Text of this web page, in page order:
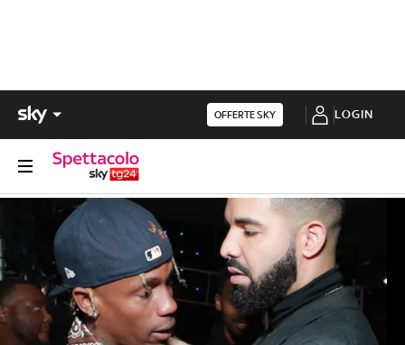
OFFERTE SKY LOGIN